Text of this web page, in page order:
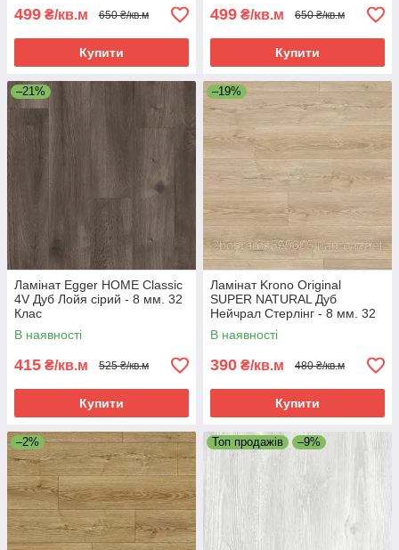
499 ₴/кв.м 650 ₴/кв.м
Купити
499 ₴/кв.м 650 ₴/кв.м
Купити
–21%
Ламінат Egger HOME Classic
4V Дуб Лойя сірий - 8 мм. 32
Клас
В наявності
415 ₴/кв.м 525 ₴/кв.м
Купити
–19%
Ламінат Krono Original
SUPER NATURAL Дуб
Нейчрал Стерлінг - 8 мм. 32
Клас
В наявності
390 ₴/кв.м 480 ₴/кв.м
Купити
–2% Топ продажів –9%